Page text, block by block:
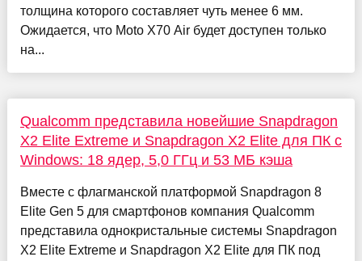
толщина которого составляет чуть менее 6 мм.
Ожидается, что Moto X70 Air будет доступен только
на...
Qualcomm представила новейшие Snapdragon
X2 Elite Extreme и Snapdragon X2 Elite для ПК с
Windows: 18 ядер, 5,0 ГГц и 53 МБ кэша
Вместе с флагманской платформой Snapdragon 8
Elite Gen 5 для смартфонов компания Qualcomm
представила однокристальные системы Snapdragon
X2 Elite Extreme и Snapdragon X2 Elite для ПК под